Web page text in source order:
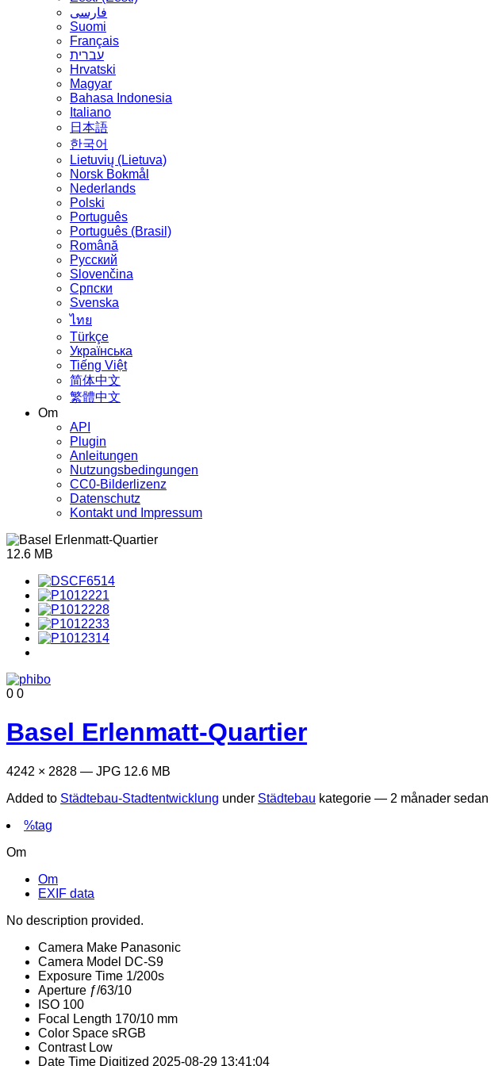
فارسی
Suomi
Français
עברית
Hrvatski
Magyar
Bahasa Indonesia
Italiano
日本語
한국어
Lietuvių (Lietuva)
‪Norsk Bokmål‬
Nederlands
Polski
Português
Português (Brasil)
Română
Русский
Slovenčina
Српски
Svenska
ไทย
Türkçe
Українська
Tiếng Việt
简体中文
繁體中文
Om
API
Plugin
Anleitungen
Nutzungsbedingungen
CC0-Bilderlizenz
Datenschutz
Kontakt und Impressum
12.6 MB
0 0
Basel Erlenmatt-Quartier
4242 × 2828 — JPG 12.6 MB
Added to Städtebau-Stadtentwicklung under Städtebau kategorie — 2 månader sedan
%tag
Om
Om
EXIF data
No description provided.
Camera Make Panasonic
Camera Model DC-S9
Exposure Time 1/200s
Aperture ƒ/63/10
ISO 100
Focal Length 170/10 mm
Color Space sRGB
Contrast Low
Date Time Digitized 2025-08-29 13:41:04